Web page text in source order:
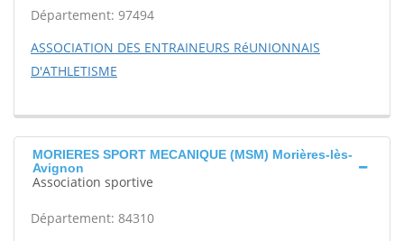
Département: 97494
ASSOCIATION DES ENTRAINEURS RéUNIONNAIS
D'ATHLETISME
MORIERES SPORT MECANIQUE (MSM) Morières-lès-
Avignon
Association sportive
Département: 84310